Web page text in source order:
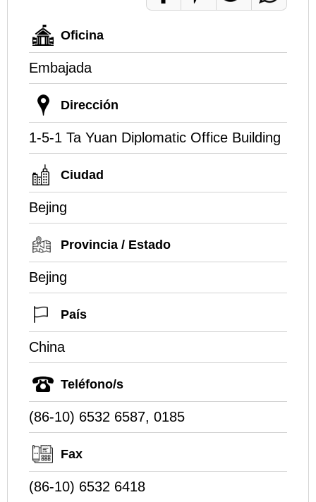
Oficina
Embajada
Dirección
1-5-1 Ta Yuan Diplomatic Office Building
Ciudad
Bejing
Provincia / Estado
Bejing
País
China
Teléfono/s
(86-10) 6532 6587, 0185
Fax
(86-10) 6532 6418